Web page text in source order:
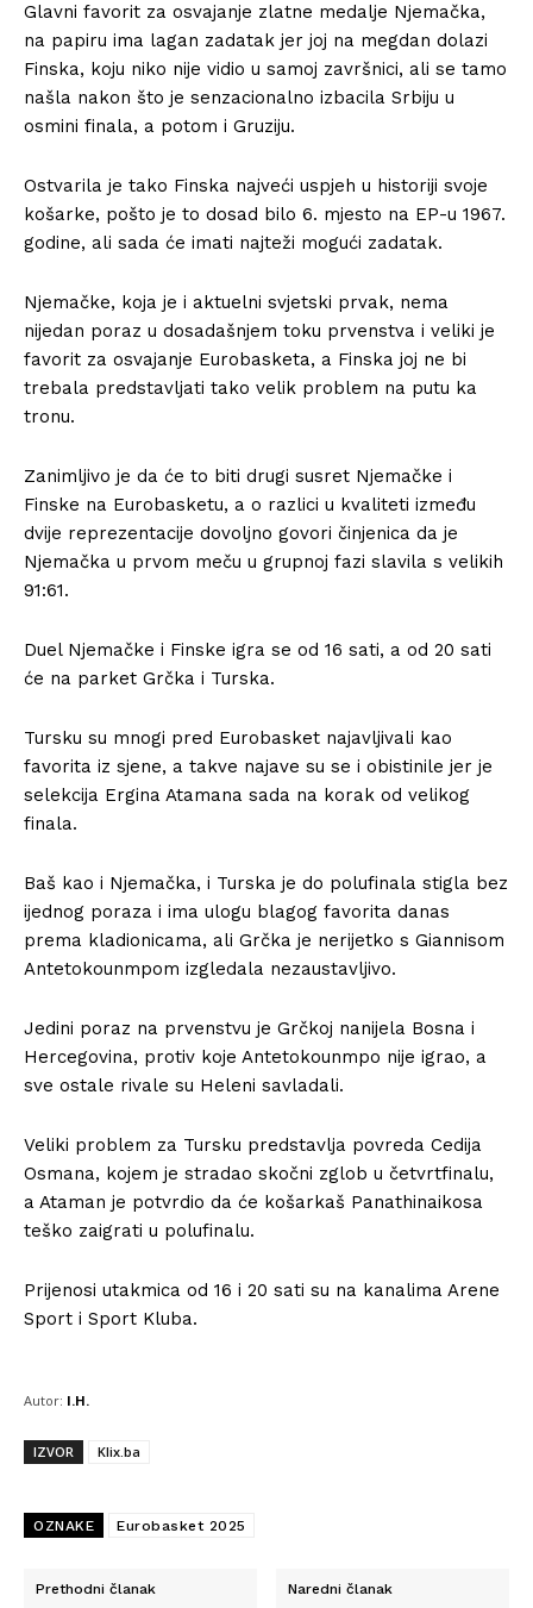
Glavni favorit za osvajanje zlatne medalje Njemačka,
na papiru ima lagan zadatak jer joj na megdan dolazi
Finska, koju niko nije vidio u samoj završnici, ali se tamo
našla nakon što je senzacionalno izbacila Srbiju u
osmini finala, a potom i Gruziju.
Ostvarila je tako Finska najveći uspjeh u historiji svoje
košarke, pošto je to dosad bilo 6. mjesto na EP-u 1967.
godine, ali sada će imati najteži mogući zadatak.
Njemačke, koja je i aktuelni svjetski prvak, nema
nijedan poraz u dosadašnjem toku prvenstva i veliki je
favorit za osvajanje Eurobasketa, a Finska joj ne bi
trebala predstavljati tako velik problem na putu ka
tronu.
Zanimljivo je da će to biti drugi susret Njemačke i
Finske na Eurobasketu, a o razlici u kvaliteti između
dvije reprezentacije dovoljno govori činjenica da je
Njemačka u prvom meču u grupnoj fazi slavila s velikih
91:61.
Duel Njemačke i Finske igra se od 16 sati, a od 20 sati
će na parket Grčka i Turska.
Tursku su mnogi pred Eurobasket najavljivali kao
favorita iz sjene, a takve najave su se i obistinile jer je
selekcija Ergina Atamana sada na korak od velikog
finala.
Baš kao i Njemačka, i Turska je do polufinala stigla bez
ijednog poraza i ima ulogu blagog favorita danas
prema kladionicama, ali Grčka je nerijetko s Giannisom
Antetokounmpom izgledala nezaustavljivo.
Jedini poraz na prvenstvu je Grčkoj nanijela Bosna i
Hercegovina, protiv koje Antetokounmpo nije igrao, a
sve ostale rivale su Heleni savladali.
Veliki problem za Tursku predstavlja povreda Cedija
Osmana, kojem je stradao skočni zglob u četvrtfinalu,
a Ataman je potvrdio da će košarkaš Panathinaikosa
teško zaigrati u polufinalu.
Prijenosi utakmica od 16 i 20 sati su na kanalima Arene
Sport i Sport Kluba.
Autor: I.H.
IZVOR Klix.ba
OZNAKE Eurobasket 2025
Prethodni članak Naredni članak